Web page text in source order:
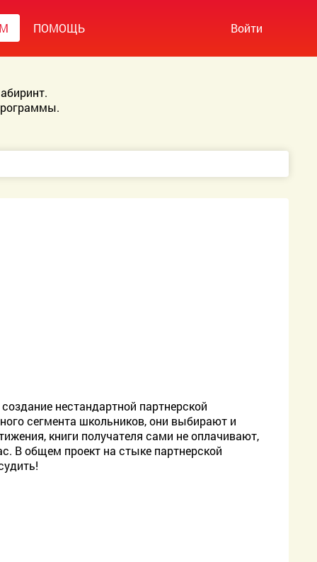
ПОМОЩЬ Войти
нестандартной партнерской
сегмента школьников, они выбирают и
книги получателя сами не оплачивают,
В общем проект на стыке партнерской